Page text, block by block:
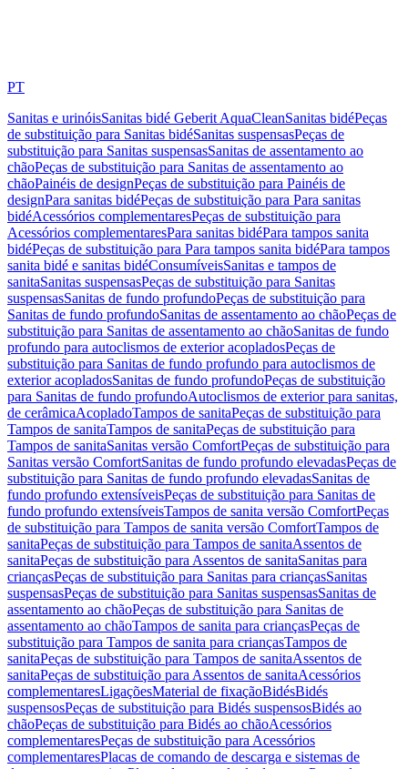
PT
Sanitas e urinóisSanitas bidé Geberit AquaCleanSanitas bidéPeças
de substituição para Sanitas bidéSanitas suspensasPeças de
substituição para Sanitas suspensasSanitas de assentamento ao
chãoPeças de substituição para Sanitas de assentamento ao
chãoPainéis de designPeças de substituição para Painéis de
designPara sanitas bidéPeças de substituição para Para sanitas
bidéAcessórios complementaresPeças de substituição para
Acessórios complementaresPara sanitas bidéPara tampos sanita
bidéPeças de substituição para Para tampos sanita bidéPara tampos
sanita bidé e sanitas bidéConsumíveisSanitas e tampos de
sanitaSanitas suspensasPeças de substituição para Sanitas
suspensasSanitas de fundo profundoPeças de substituição para
Sanitas de fundo profundoSanitas de assentamento ao chãoPeças de
substituição para Sanitas de assentamento ao chãoSanitas de fundo
profundo para autoclismos de exterior acopladosPeças de
substituição para Sanitas de fundo profundo para autoclismos de
exterior acopladosSanitas de fundo profundoPeças de substituição
para Sanitas de fundo profundoAutoclismos de exterior para sanitas,
de cerâmicaAcopladoTampos de sanitaPeças de substituição para
Tampos de sanitaTampos de sanitaPeças de substituição para
Tampos de sanitaSanitas versão ComfortPeças de substituição para
Sanitas versão ComfortSanitas de fundo profundo elevadasPeças de
substituição para Sanitas de fundo profundo elevadasSanitas de
fundo profundo extensíveisPeças de substituição para Sanitas de
fundo profundo extensíveisTampos de sanita versão ComfortPeças
de substituição para Tampos de sanita versão ComfortTampos de
sanitaPeças de substituição para Tampos de sanitaAssentos de
sanitaPeças de substituição para Assentos de sanitaSanitas para
criançasPeças de substituição para Sanitas para criançasSanitas
suspensasPeças de substituição para Sanitas suspensasSanitas de
assentamento ao chãoPeças de substituição para Sanitas de
assentamento ao chãoTampos de sanita para criançasPeças de
substituição para Tampos de sanita para criançasTampos de
sanitaPeças de substituição para Tampos de sanitaAssentos de
sanitaPeças de substituição para Assentos de sanitaAcessórios
complementaresLigaçõesMaterial de fixaçãoBidésBidés
suspensosPeças de substituição para Bidés suspensosBidés ao
chãoPeças de substituição para Bidés ao chãoAcessórios
complementaresPeças de substituição para Acessórios
complementaresPlacas de comando de descarga e sistemas de